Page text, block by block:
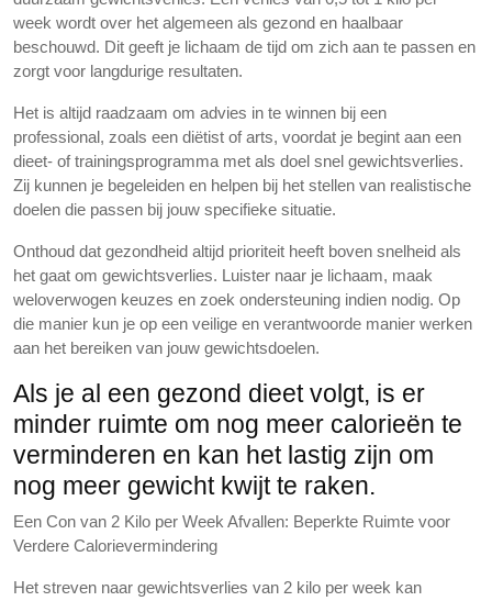
week wordt over het algemeen als gezond en haalbaar
beschouwd. Dit geeft je lichaam de tijd om zich aan te passen en
zorgt voor langdurige resultaten.
Het is altijd raadzaam om advies in te winnen bij een
professional, zoals een diëtist of arts, voordat je begint aan een
dieet- of trainingsprogramma met als doel snel gewichtsverlies.
Zij kunnen je begeleiden en helpen bij het stellen van realistische
doelen die passen bij jouw specifieke situatie.
Onthoud dat gezondheid altijd prioriteit heeft boven snelheid als
het gaat om gewichtsverlies. Luister naar je lichaam, maak
weloverwogen keuzes en zoek ondersteuning indien nodig. Op
die manier kun je op een veilige en verantwoorde manier werken
aan het bereiken van jouw gewichtsdoelen.
Als je al een gezond dieet volgt, is er
minder ruimte om nog meer calorieën te
verminderen en kan het lastig zijn om
nog meer gewicht kwijt te raken.
Een Con van 2 Kilo per Week Afvallen: Beperkte Ruimte voor
Verdere Calorievermindering
Het streven naar gewichtsverlies van 2 kilo per week kan